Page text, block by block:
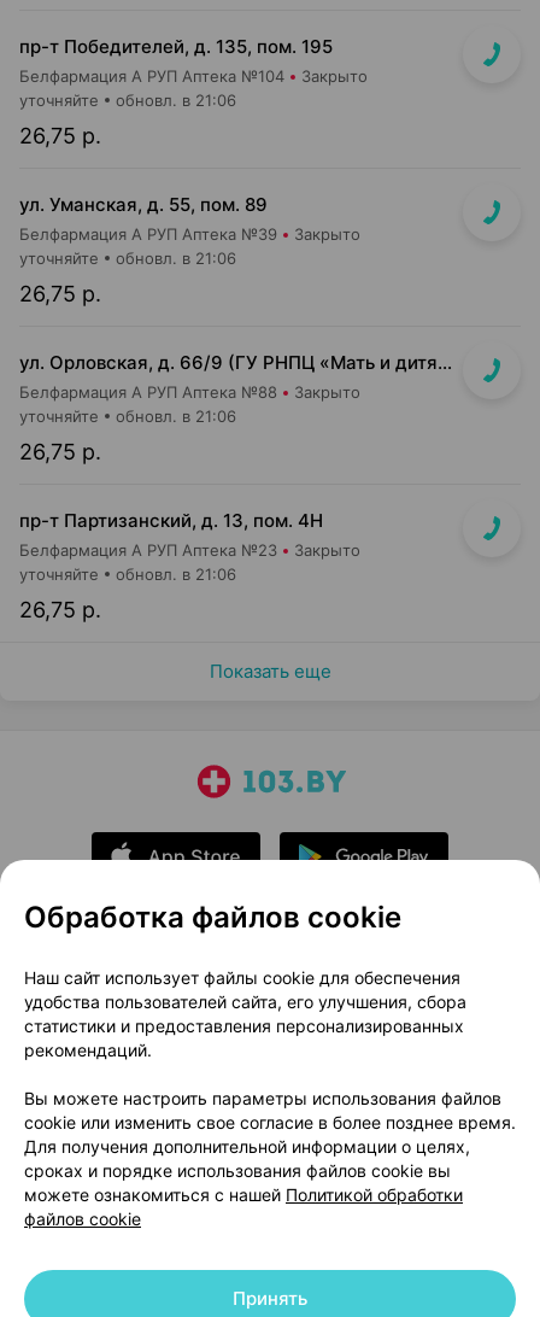
пр-т Победителей, д. 135, пом. 195
Белфармация А РУП Аптека №104 Закрыто
26,75 р.
уточняйте обновл. в 21:06
ул. Уманская, д. 55, пом. 89
Белфармация А РУП Аптека №39 Закрыто
26,75 р.
уточняйте обновл. в 21:06
ул. Орловская, д. 66/9 (ГУ РНПЦ «Мать и дитя», корп. 9, 2-й этаж)
Белфармация А РУП Аптека №88 Закрыто
26,75 р.
уточняйте обновл. в 21:06
пр-т Партизанский, д. 13, пом. 4Н
Белфармация А РУП Аптека №23 Закрыто
26,75 р.
уточняйте обновл. в 21:06
Показать еще
О проекте
Новости проекта
Размещение рекламы
Медицинский маркетинг
Публичный договор
Доставка
Способы оплаты
Вакансии
Партнеры
Написать руководителю 103.by
Написать в поддержку
Персональные настройки Cookie
Обработка файлов cookie
Наш сайт использует файлы cookie для обеспечения
удобства пользователей сайта, его улучшения, сбора
статистики и предоставления персонализированных
рекомендаций.
Вы можете настроить параметры использования файлов
cookie или изменить свое согласие в более позднее время.
Для получения дополнительной информации о целях,
сроках и порядке использования файлов cookie вы
можете ознакомиться с нашей Политикой обработки
файлов cookie
Принять